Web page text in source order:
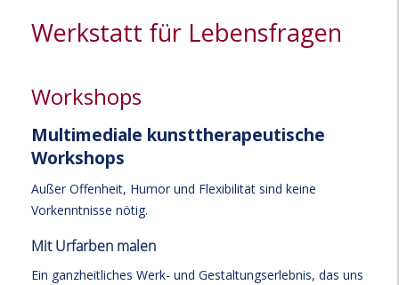
Werkstatt für Lebensfragen
Workshops
Multimediale kunsttherapeutische
Workshops
Außer Offenheit, Humor und Flexibilität sind keine
Vorkenntnisse nötig.
Mit Urfarben malen
Ein ganzheitliches Werk- und Gestaltungserlebnis, das uns